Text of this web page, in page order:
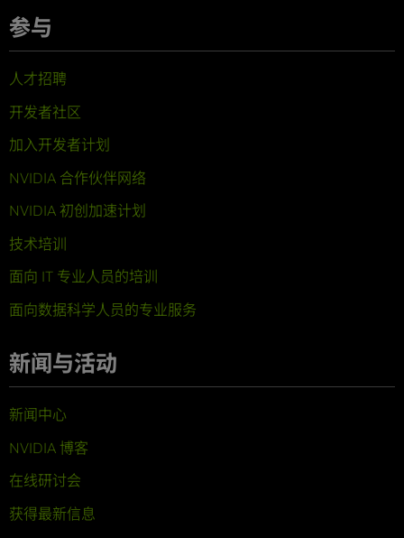
参与
人才招聘
开发者社区
加入开发者计划
NVIDIA 合作伙伴网络
NVIDIA 初创加速计划
技术培训
面向 IT 专业人员的培训
面向数据科学人员的专业服务
新闻与活动
新闻中心
NVIDIA 博客
在线研讨会
获得最新信息